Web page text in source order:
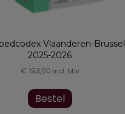
Vlaanderen-Brussel
2025-2026
€ 193,00 incl. btw
Bestel product
heeft